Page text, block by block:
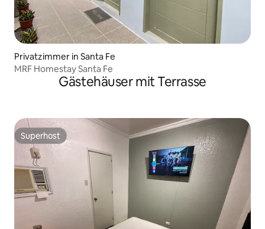
Privatzimmer in Santa Fe
MRF Homestay Santa Fe
Gästehäuser mit Terrasse
Superhost
Superhost